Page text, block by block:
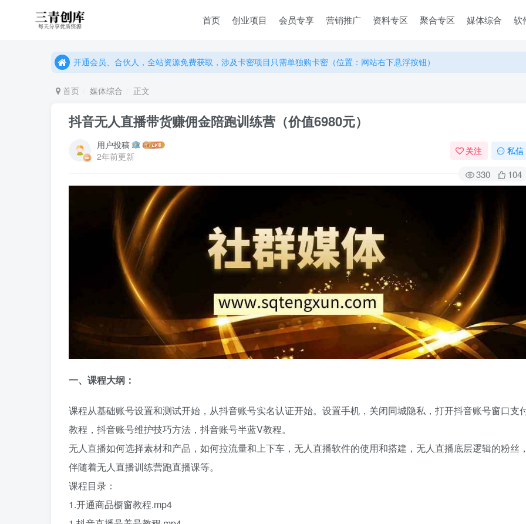
首页 创业项目 会员专享 营销推广 资料专区 聚合专区 媒体综合 软
开通会员、合伙人，全站资源免费获取，涉及卡密项目只需单独购卡密（位置：网站右下悬浮按钮）
开通会员、合伙人，全站资源免费获取，涉及卡密项目只需单独购卡密（位置：网站右下悬浮按钮）
首页 媒体综合 正文
抖音无人直播带货赚佣金陪跑训练营（价值6980元）
用户投稿
2年前更新
关注 私信
330 104
一、课程大纲：
课程从基础账号设置和测试开始，从抖音账号实名认证开始。设置手机，关闭同城隐私，打开抖音账号窗口支
教程，抖音账号维护技巧方法，抖音账号半蓝V教程。
无人直播如何选择素材和产品，如何拉流量和上下车，无人直播软件的使用和搭建，无人直播底层逻辑的粉丝，
伴随着无人直播训练营跑直播课等。
课程目录：
1.开通商品橱窗教程.mp4